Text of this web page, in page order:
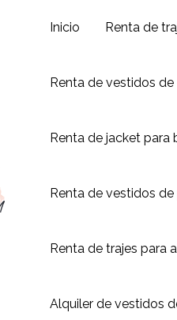
Inicio Renta de
Renta de vestidos de
Renta de jacket para
Renta de vestidos
Renta de trajes para
Alquiler de vestidos